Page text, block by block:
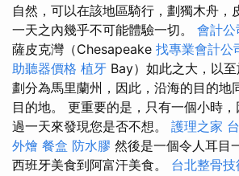
自然，可以在該地區騎行，劃獨木舟，
一天之內幾乎不可能體驗一切。 會計公
薩皮克灣（Chesapeake 找專業會計公
助聽器價格 植牙 Bay）如此之大，以
劃分為馬里蘭州，因此，沿海的目的地
目的地。 更重要的是，只有一個小時
過一天來發現您是否不想。 護理之家
外燴 餐盒 防水膠 然後是一個令人耳目
西班牙美食到阿富汗美食。 台北整骨技